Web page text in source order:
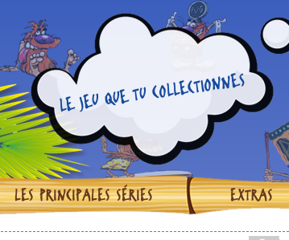
LE JEU QUE TU COLLECTIONNES
LES PRINCIPALES SÉRIES EXTRAS